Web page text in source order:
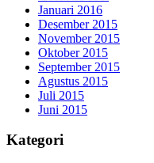
Januari 2016
Desember 2015
November 2015
Oktober 2015
September 2015
Agustus 2015
Juli 2015
Juni 2015
Kategori